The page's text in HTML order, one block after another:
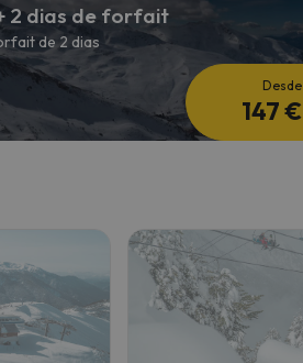
2 dias de forfait
de 2 dias
Desde
147 €